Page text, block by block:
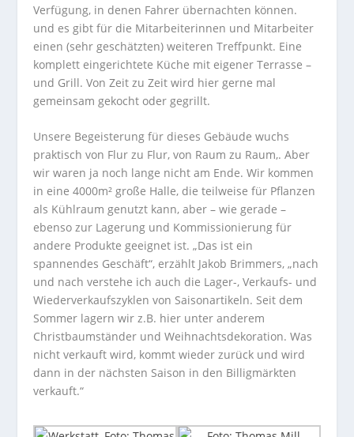
Verfügung, in denen Fahrer übernachten können.
und es gibt für die Mitarbeiterinnen und Mitarbeiter
einen (sehr geschätzten) weiteren Treffpunkt. Eine
komplett eingerichtete Küche mit eigener Terrasse –
und Grill. Von Zeit zu Zeit wird hier gerne mal
gemeinsam gekocht oder gegrillt.
Unsere Begeisterung für dieses Gebäude wuchs
praktisch von Flur zu Flur, von Raum zu Raum,. Aber
wir waren ja noch lange nicht am Ende. Wir kommen
in eine 4000m² große Halle, die teilweise für Pflanzen
als Kühlraum genutzt kann, aber – wie gerade –
ebenso zur Lagerung und Kommissionierung für
andere Produkte geeignet ist. „Das ist ein
spannendes Geschäft“, erzählt Jakob Brimmers, „nach
und nach verstehe ich auch die Lager-, Verkaufs- und
Wiederverkaufszyklen von Saisonartikeln. Seit dem
Sommer lagern wir z.B. hier unter anderem
Christbaumständer und Weihnachtsdekoration. Was
nicht verkauft wird, kommt wieder zurück und wird
dann in der nächsten Saison in den Billigmärkten
verkauft.“